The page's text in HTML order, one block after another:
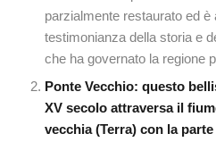
parzialmente restaurato ed
testimonianza della storia e
che ha governato la regione
Ponte Vecchio: questo
XV secolo attraversa il
vecchia (Terra) con la